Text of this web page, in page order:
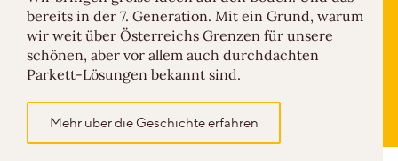
bereits in der 7. Generation. Mit ein Grund, warum
wir weit über Österreichs Grenzen für unsere
schönen, aber vor allem auch durchdachten
Parkett-Lösungen bekannt sind.
Mehr über die Geschichte erfahren